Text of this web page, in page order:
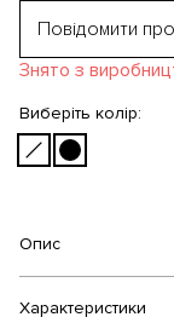
Повідомити про
Знято з
Виберіть колір:
Опис
Характеристики